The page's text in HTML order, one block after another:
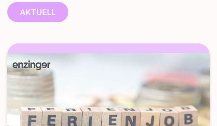
AKTUELL